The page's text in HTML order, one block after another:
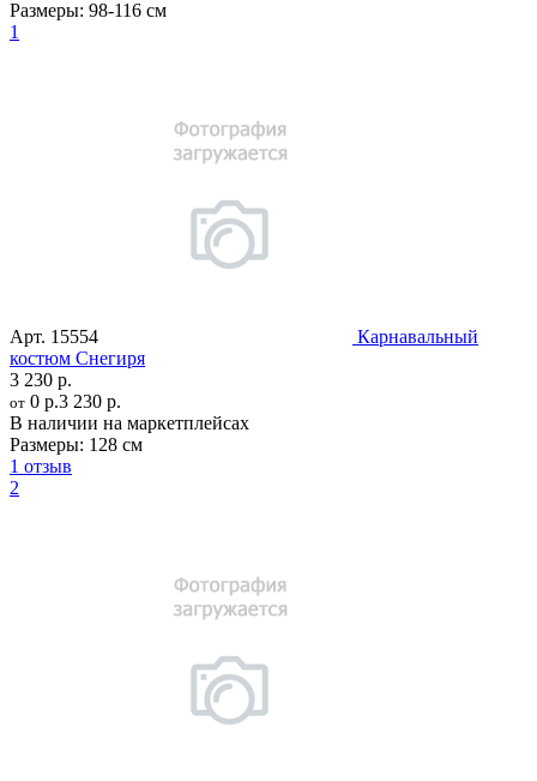
Размеры: 98-116 см
1
Арт. 15554
Карнавальный
костюм Снегиря
3 230 р.
от 0 р.3 230 р.
В наличии на маркетплейсах
Размеры: 128 см
1 отзыв
2